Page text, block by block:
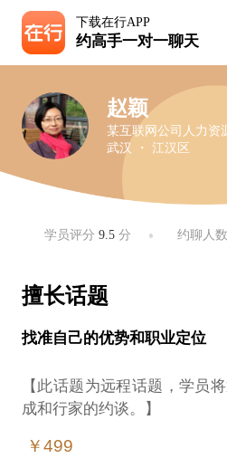
下载在行APP
约高手一对一聊天
赵颖
某互联网公司人力资
武汉 ・ 江汉区
学员评分9.5 分 约聊人数
擅长话题
找准自己的优势和职业定位
【此话题为远程话题，学员
成和行家的约谈。】
不是你不够好，只是你不知
￥499